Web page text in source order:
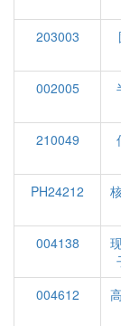
203003
002005
210049
PH24212
004138
004612